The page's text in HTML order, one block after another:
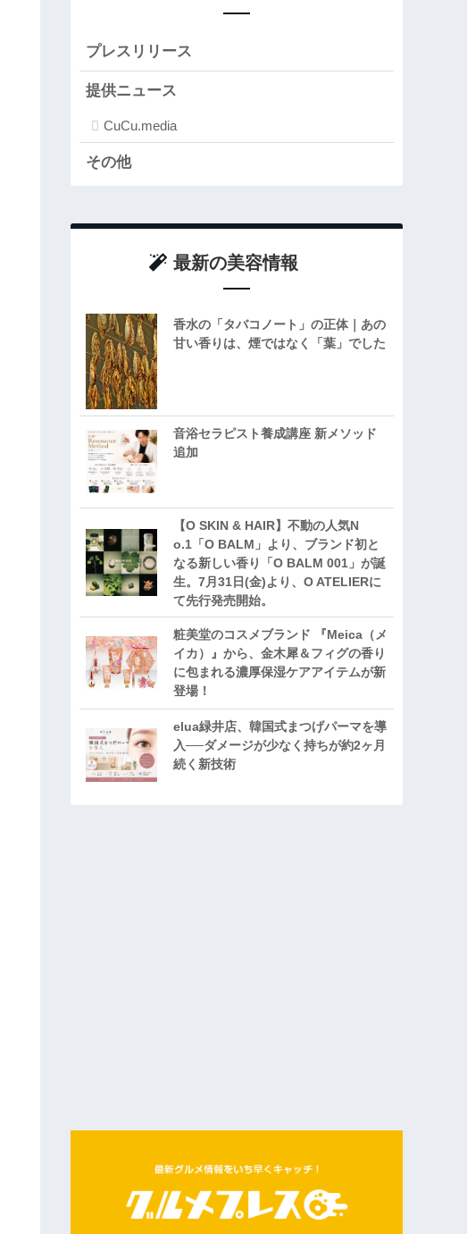
プレスリリース
提供ニュース
CuCu.media
その他
最新の美容情報
香水の「タバコノート」の正体｜あの
甘い香りは、煙ではなく「葉」でした
音浴セラピスト養成講座 新メソッド
追加
【O SKIN & HAIR】不動の人気N
o.1「O BALM」より、ブランド初と
なる新しい香り「O BALM 001」が誕
生。7月31日(金)より、O ATELIERに
て先行発売開始。
粧美堂のコスメブランド 『Meica（メ
イカ）』から、金木犀＆フィグの香り
に包まれる濃厚保湿ケアアイテムが新
登場！
elua緑井店、韓国式まつげパーマを導
入──ダメージが少なく持ちが約2ヶ月
続く新技術